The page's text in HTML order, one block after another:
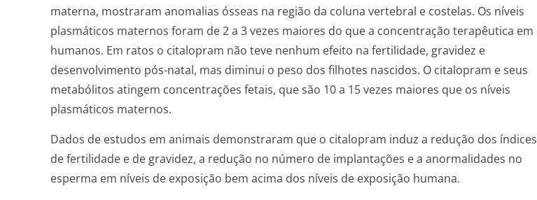
materna, mostraram anomalias ósseas na região da coluna vertebral e costelas. Os níveis
plasmáticos maternos foram de 2 a 3 vezes maiores do que a concentração terapêutica em
humanos. Em ratos o citalopram não teve nenhum efeito na fertilidade, gravidez e
desenvolvimento pós-natal, mas diminui o peso dos filhotes nascidos. O citalopram e seus
metabólitos atingem concentrações fetais, que são 10 a 15 vezes maiores que os níveis
plasmáticos maternos.
Dados de estudos em animais demonstraram que o citalopram induz a redução dos índices
de fertilidade e de gravidez, a redução no número de implantações e a anormalidades no
esperma em níveis de exposição bem acima dos níveis de exposição humana.